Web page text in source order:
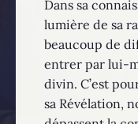
Dans sa
lumière de sa
beaucoup de
entrer par lui-
divin. C’est
sa Révélation,